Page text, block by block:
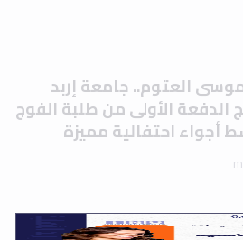
العتوم.. جامعة إربد
الدفعة الأولى من طلبة الفوج
أجواء احتفالية مميزة